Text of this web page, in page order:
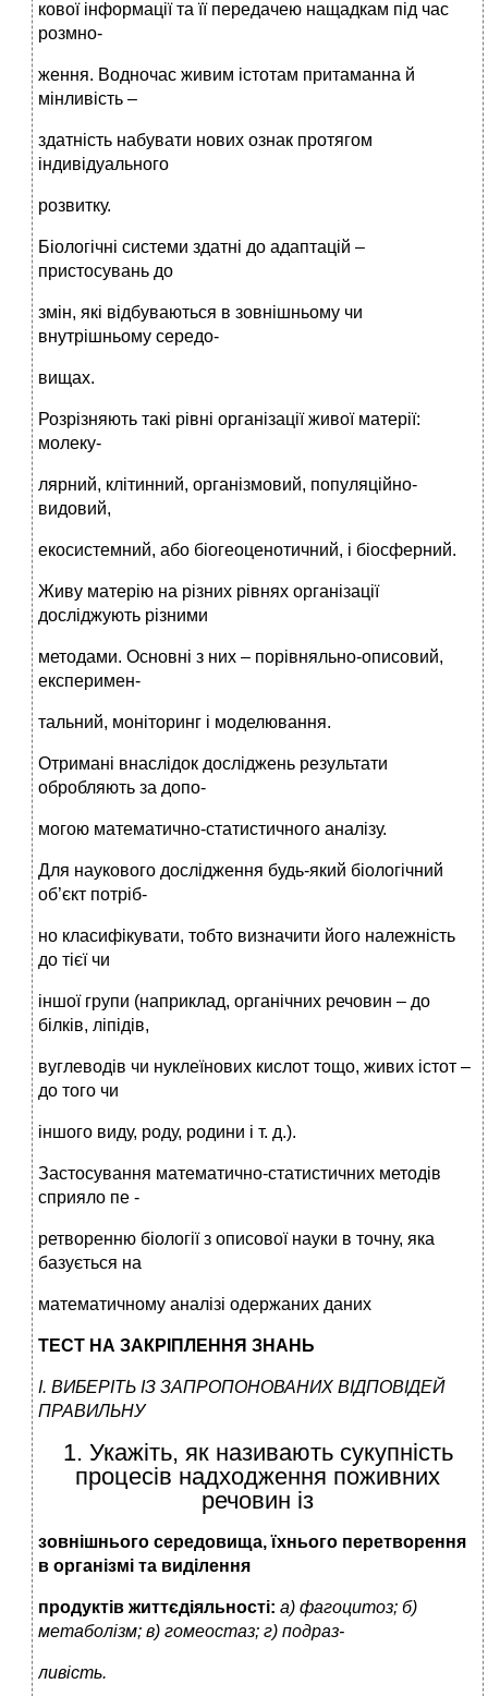
кової інформації та її передачею нащадкам під час
розмно-
ження. Водночас живим істотам притаманна й
мінливість –
здатність набувати нових ознак протягом
індивідуального
розвитку.
Біологічні системи здатні до адаптацій –
пристосувань до
змін, які відбуваються в зовнішньому чи
внутрішньому середо-
вищах.
Розрізняють такі рівні організації живої матерії:
молеку-
лярний, клітинний, організмовий, популяційно-
видовий,
екосистемний, або біогеоценотичний, і біосферний.
Живу матерію на різних рівнях організації
досліджують різними
методами. Основні з них – порівняльно-описовий,
експеримен-
тальний, моніторинг і моделювання.
Отримані внаслідок досліджень результати
обробляють за допо-
могою математично-статистичного аналізу.
Для наукового дослідження будь-який біологічний
об’єкт потріб-
но класифікувати, тобто визначити його належність
до тієї чи
іншої групи (наприклад, органічних речовин – до
білків, ліпідів,
вуглеводів чи нуклеїнових кислот тощо, живих істот –
до того чи
іншого виду, роду, родини і т. д.).
Застосування математично-статистичних методів
сприяло пе -
ретворенню біології з описової науки в точну, яка
базується на
математичному аналізі одержаних даних
ТЕСТ НА ЗАКРІПЛЕННЯ ЗНАНЬ
І. ВИБЕРІТЬ ІЗ ЗАПРОПОНОВАНИХ ВІДПОВІДЕЙ
ПРАВИЛЬНУ
1. Укажіть, як називають сукупність
процесів надходження поживних
речовин із
зовнішнього середовища, їхнього перетворення
в організмі та виділення
продуктів життєдіяльності: а) фагоцитоз; б)
метаболізм; в) гомеостаз; г) подраз-
ливість.